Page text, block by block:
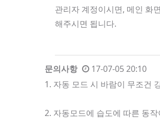
관리자 계정이시면, 메인 화
해주시면 됩니다.
문의사항
17-07-05 20:10
1. 자동 모드 시 바람이 무조건
2. 자동모드에 습도에 따른 동